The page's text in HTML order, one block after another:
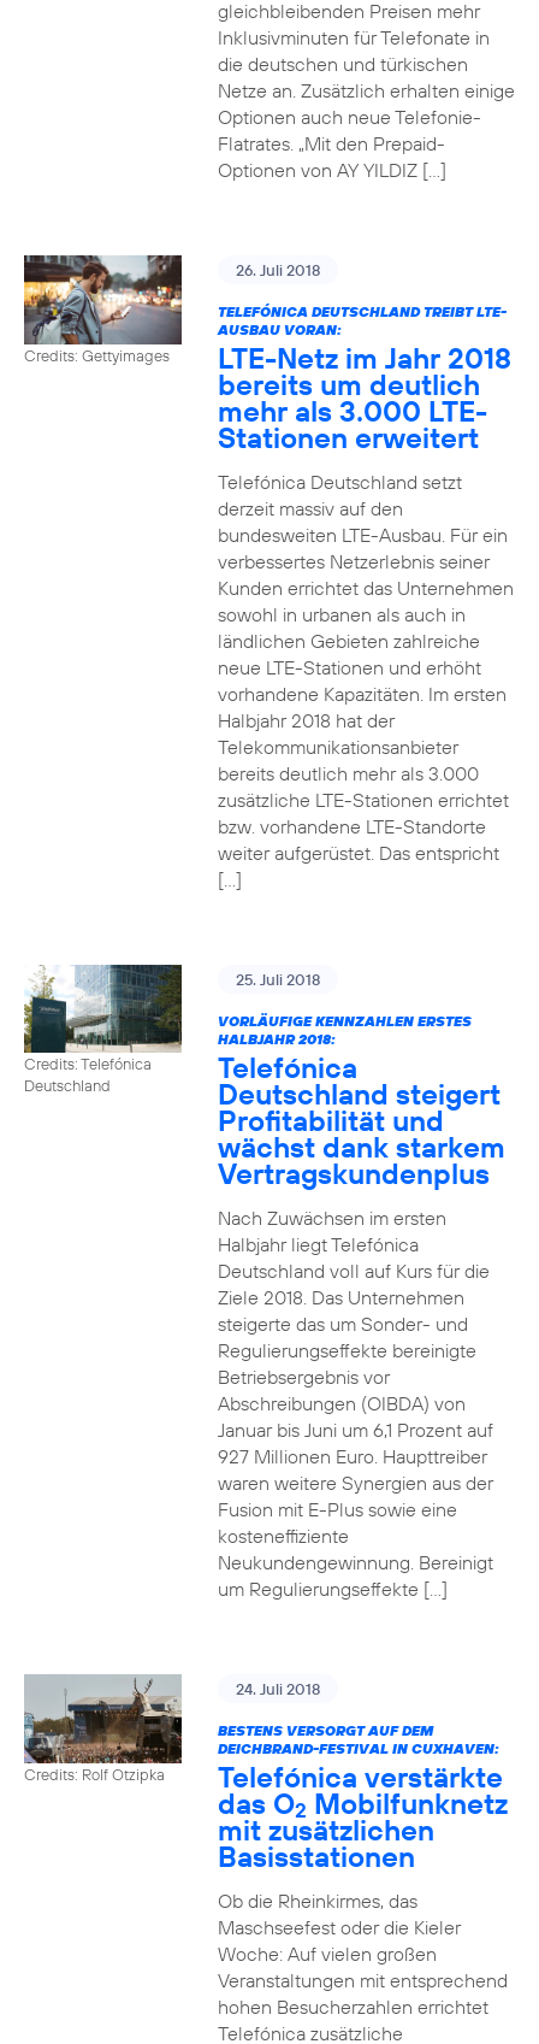
gleichbleibenden Preisen mehr
Inklusivminuten für Telefonate in
die deutschen und türkischen
Netze an. Zusätzlich erhalten einige
Optionen auch neue Telefonie-
Flatrates. „Mit den Prepaid-
Optionen von AY YILDIZ […]
Credits: Gettyimages
26. Juli 2018
TELEFÓNICA DEUTSCHLAND TREIBT LTE-
AUSBAU VORAN:
LTE-Netz im Jahr 2018
bereits um deutlich
mehr als 3.000 LTE-
Stationen erweitert
Telefónica Deutschland setzt
derzeit massiv auf den
bundesweiten LTE-Ausbau. Für ein
verbessertes Netzerlebnis seiner
Kunden errichtet das Unternehmen
sowohl in urbanen als auch in
ländlichen Gebieten zahlreiche
neue LTE-Stationen und erhöht
vorhandene Kapazitäten. Im ersten
Halbjahr 2018 hat der
Telekommunikationsanbieter
bereits deutlich mehr als 3.000
zusätzliche LTE-Stationen errichtet
bzw. vorhandene LTE-Standorte
weiter aufgerüstet. Das entspricht
[…]
Credits: Telefónica
Deutschland
25. Juli 2018
VORLÄUFIGE KENNZAHLEN ERSTES
HALBJAHR 2018:
Telefónica
Deutschland steigert
Profitabilität und
wächst dank starkem
Vertragskundenplus
Nach Zuwächsen im ersten
Halbjahr liegt Telefónica
Deutschland voll auf Kurs für die
Ziele 2018. Das Unternehmen
steigerte das um Sonder- und
Regulierungseffekte bereinigte
Betriebsergebnis vor
Abschreibungen (OIBDA) von
Januar bis Juni um 6,1 Prozent auf
927 Millionen Euro. Haupttreiber
waren weitere Synergien aus der
Fusion mit E-Plus sowie eine
kosteneffiziente
Neukundengewinnung. Bereinigt
um Regulierungseffekte […]
Credits: Rolf Otzipka
24. Juli 2018
BESTENS VERSORGT AUF DEM
DEICHBRAND-FESTIVAL IN CUXHAVEN:
Telefónica verstärkte
das O2 Mobilfunknetz
mit zusätzlichen
Basisstationen
Ob die Rheinkirmes, das
Maschseefest oder die Kieler
Woche: Auf vielen großen
Veranstaltungen mit entsprechend
hohen Besucherzahlen errichtet
Telefónica zusätzliche